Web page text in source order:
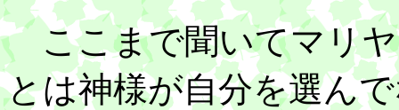
ここまで聞いてマリヤ
とは神様が自分を選ん